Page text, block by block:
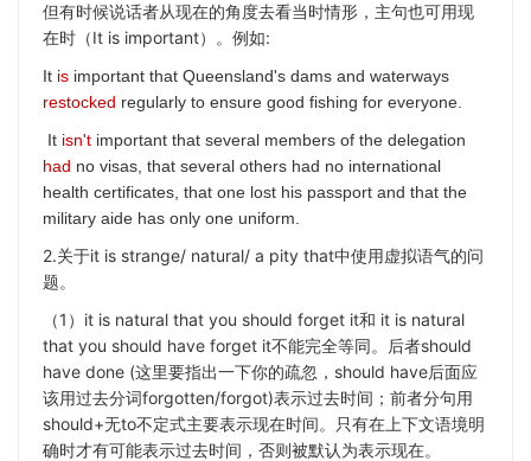
但有时候说话者从现在的角度去看当时情形，主句也可用现
在时（It is important）。例如:
It is important that Queensland's dams and waterways
restocked regularly to ensure good fishing for everyone.
It isn't important that several members of the delegation
had no visas, that several others had no international
health certificates, that one lost his passport and that the
military aide has only one uniform.
2.关于it is strange/ natural/ a pity that中使用虚拟语气的问
题。
（1）it is natural that you should forget it和 it is natural
that you should have forget it不能完全等同。后者should
have done (这里要指出一下你的疏忽，should have后面应
该用过去分词forgotten/forgot)表示过去时间；前者分句用
should+无to不定式主要表示现在时间。只有在上下文语境明
确时才有可能表示过去时间，否则被默认为表示现在。